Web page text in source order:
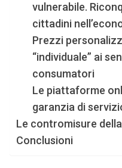
vulnerabile.
cittadini
Prezzi
“individuale” ai
consumatori
Le piattaforme
garanzia di
Le contromisure della
Conclusioni